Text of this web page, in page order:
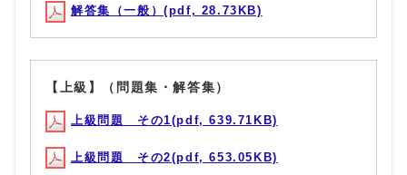
解答集（一般）(pdf, 28.73KB)
【上級】（問題集・解答集）
上級問題 その1(pdf, 639.71KB)
上級問題 その2(pdf, 653.05KB)